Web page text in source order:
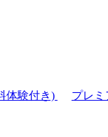
体験付き)
プレ